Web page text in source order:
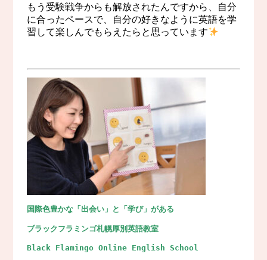
もう受験戦争からも解放されたんですから、自分
に合ったペースで、自分の好きなように英語を学
習して楽しんでもらえたらと思っています
国際色豊かな「出会い」と「学び」がある
ブラックフラミンゴ札幌厚別英語教室
Black Flamingo Online English School